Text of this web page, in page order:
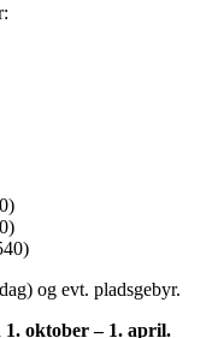
og evt. pladsgebyr.
1. oktober – 1. april.